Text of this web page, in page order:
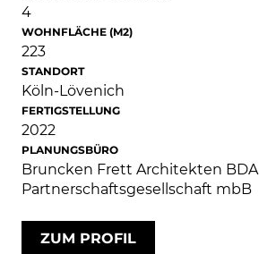
4
WOHNFLÄCHE (M2)
223
STANDORT
Köln-Lövenich
FERTIGSTELLUNG
2022
PLANUNGSBÜRO
Bruncken Frett Architekten BDA
Partnerschaftsgesellschaft mbB
ZUM PROFIL